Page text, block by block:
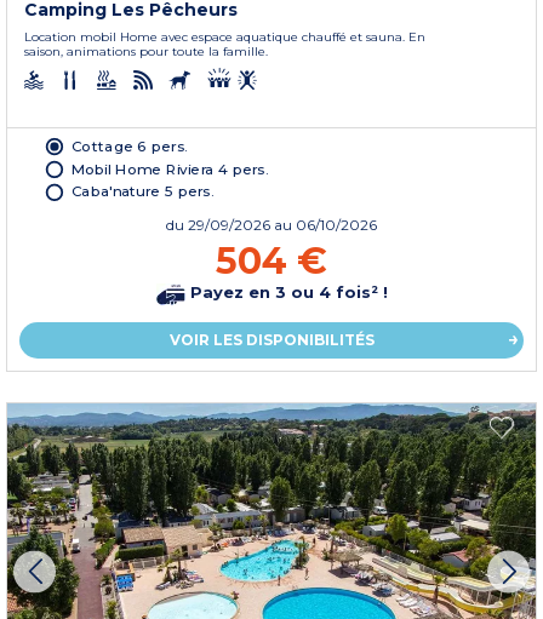
Camping Les Pêcheurs
Location mobil Home avec espace aquatique chauffé et sauna. En
saison, animations pour toute la famille.
Cottage 6 pers.
Mobil Home Riviera 4 pers.
Caba'nature 5 pers.
du 29/09/2026 au 06/10/2026
504 €
Payez en 3 ou 4 fois² !
VOIR LES DISPONIBILITÉS